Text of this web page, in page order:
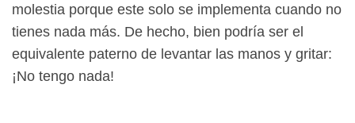
molestia porque este solo se implementa cuando no
tienes nada más. De hecho, bien podría ser el
equivalente paterno de levantar las manos y gritar:
¡No tengo nada!